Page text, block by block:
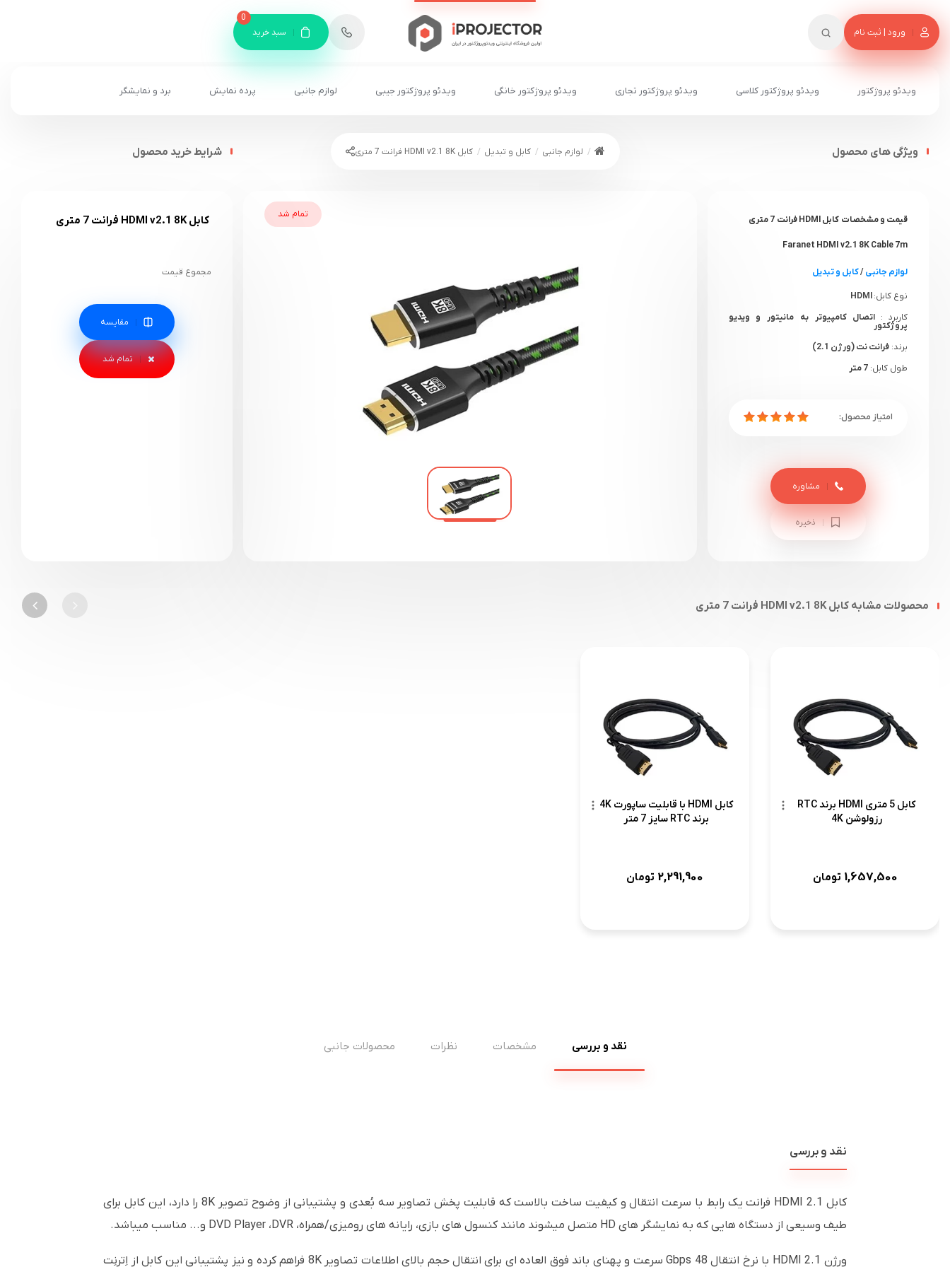
ورود | ثبت نام
8
سبد خرید
0
ویدئو پروژکتور ویدئو پروژکتور کلاسی ویدئو پروژکتور تجاری ویدئو پروژکتور خانگی ویدئو پروژکتور جیبی لوازم جانبی پرده نمایش برد و نمایشگر
لوازم جانبی کابل و تبدیل کابل HDMI v2.1 8K فرانت 7 متری
تمام شد
شرایط خرید محصول
کابل HDMI v2.1 8K فرانت 7 متری
مجموع قیمت
مقایسه
ویژگی های محصول
قیمت و مشخصات کابل HDMI فرانت 7 متری
Faranet HDMI v2.1 8K Cable 7m
لوازم جانبی/کابل و تبدیل
نوع کابل:HDMI
کاربرد : اتصال کامپیوتر به مانیتور و ویدیو
پروژکتور
برند: فرانت نت (ورژن 2.1)
طول کابل: 7 متر
ذخیره
مشاوره
محصولات مشابه کابل HDMI v2.1 8K فرانت 7 متری
کابل 5 متری HDMI برند RTC
رزولوشن 4K
1,657,500 تومان
کابل HDMI با قابلیت ساپورت 4K
برند RTC سایز 7 متر
2,291,900 تومان
نقد و بررسی مشخصات نظرات محصولات جانبی
نقد و بررسی
کابل 2.1 HDMI فرانت یک رابط با سرعت انتقال و کیفیت ساخت بالاست که قابلیت پخش تصاویر سه بُعدی و پشتیبانی از وضوح تصویر 8K را دارد، این کابل برای
طیف وسیعی از دستگاه هایی که به نمایشگر های HD متصل میشوند مانند کنسول های بازی، رایانه های رومیزی/همراه، DVD Player ،DVR و... مناسب میباشد.
ورژن 2.1 HDMI با نرخ انتقال 48 Gbps سرعت و پهنای باند فوق العاده ای برای انتقال حجم بالای اطلاعات تصاویر 8K فراهم کرده و نیز پشتیبانی این کابل از اِترنِت